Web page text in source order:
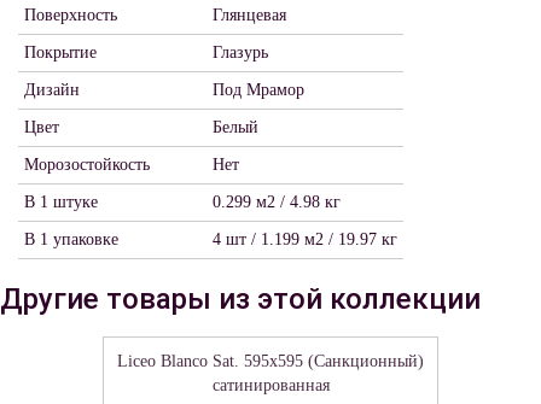
Поверхность Глянцевая
Покрытие Глазурь
Дизайн Под Мрамор
Цвет Белый
Морозостойкость Нет
В 1 штуке 0.299 м2 / 4.98 кг
В 1 упаковке 4 шт / 1.199 м2 / 19.97 кг
Другие товары из этой коллекции
Liceo Blanco Sat. 595х595 (Санкционный)
сатинированная